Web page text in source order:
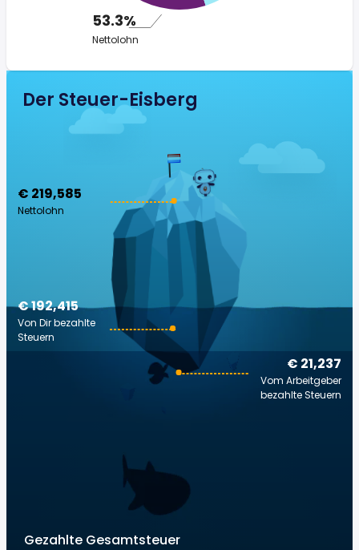
53.3%
Nettolohn
Der Steuer-Eisberg
€ 219,585
Nettolohn
€ 21,237
Vom Arbeitgeber
bezahlte Steuern
€ 192,415
Von Dir bezahlte
Steuern
Gezahlte Gesamtsteuer